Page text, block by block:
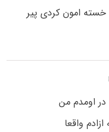
خسته امون کردی پیر
در اومدم من
واقعا